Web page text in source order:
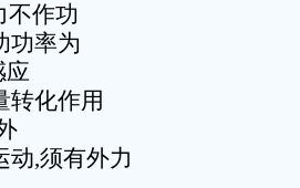
不作功
功率为
应
转化作用
动,须有外力